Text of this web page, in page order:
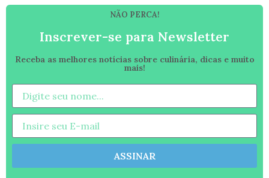
NÃO PERCA!
Inscrever-se para Newsletter
Receba as melhores notícias sobre culinária, dicas e muito
mais!
ASSINAR